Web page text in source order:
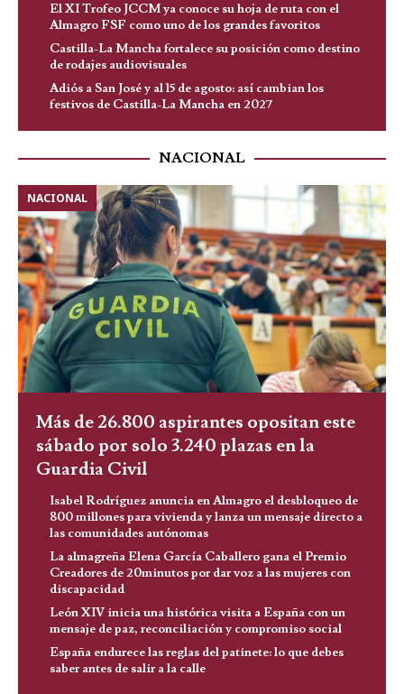
El XI Trofeo JCCM ya conoce su hoja de ruta con el
Almagro FSF como uno de los grandes favoritos
Castilla-La Mancha fortalece su posición como destino
de rodajes audiovisuales
Adiós a San José y al 15 de agosto: así cambian los
festivos de Castilla-La Mancha en 2027
NACIONAL
NACIONAL
Más de 26.800 aspirantes opositan este
sábado por solo 3.240 plazas en la
Guardia Civil
Isabel Rodríguez anuncia en Almagro el desbloqueo de
800 millones para vivienda y lanza un mensaje directo a
las comunidades autónomas
La almagreña Elena García Caballero gana el Premio
Creadores de 20minutos por dar voz a las mujeres con
discapacidad
León XIV inicia una histórica visita a España con un
mensaje de paz, reconciliación y compromiso social
España endurece las reglas del patinete: lo que debes
saber antes de salir a la calle